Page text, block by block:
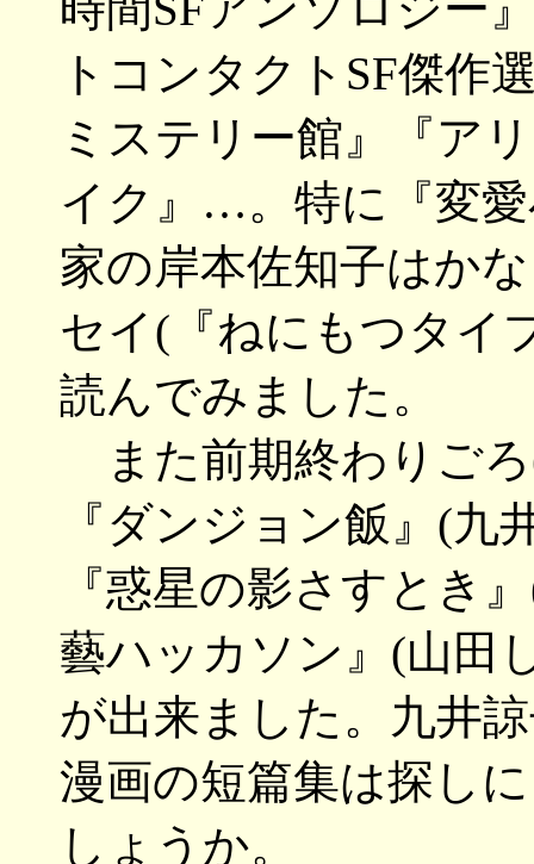
トコンタクトSF傑作
ミステリー館』『ア
イク』…。特に『変
家の岸本佐知子はか
セイ(『ねにもつタイ
読んでみました。
また前期終わりご
『ダンジョン飯』(九
『惑星の影さすとき
藝ハッカソン』(山田
が出来ました。九井
漫画の短篇集は探し
しょうか。